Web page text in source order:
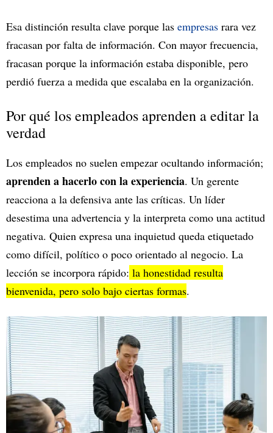
Esa distinción resulta clave porque las empresas rara vez
fracasan por falta de información. Con mayor frecuencia,
fracasan porque la información estaba disponible, pero
perdió fuerza a medida que escalaba en la organización.
Por qué los empleados aprenden a editar la
verdad
Los empleados no suelen empezar ocultando información;
aprenden a hacerlo con la experiencia. Un gerente
reacciona a la defensiva ante las críticas. Un líder
desestima una advertencia y la interpreta como una actitud
negativa. Quien expresa una inquietud queda etiquetado
como difícil, político o poco orientado al negocio. La
lección se incorpora rápido: la honestidad resulta
bienvenida, pero solo bajo ciertas formas.